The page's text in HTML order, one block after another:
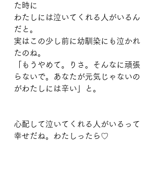
た時に
わたしには泣いてくれる人がいるん
だと。
実はこの少し前に幼馴染にも泣かれ
たのね。
「もうやめて。りさ。そんなに頑張
らないで。あなたが元気じゃないの
がわたしには辛い」と。
心配して泣いてくれる人がいるって
幸せだね。わたしったら♡